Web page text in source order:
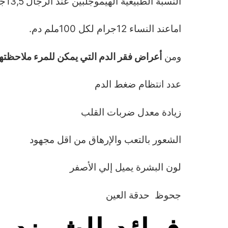
اماعند النساء 12جرام لكل 100ملم دم.
ومن أعراض فقر الدم التي يمكن للمرء
عدد انتظام ضغط الدم
زيادة معدل ضربات القلب
الشعور بالتعب والإرهاق من اقل مجهود
لون البشرة يميل إلي الأصفر
جحوظ حدقة العين